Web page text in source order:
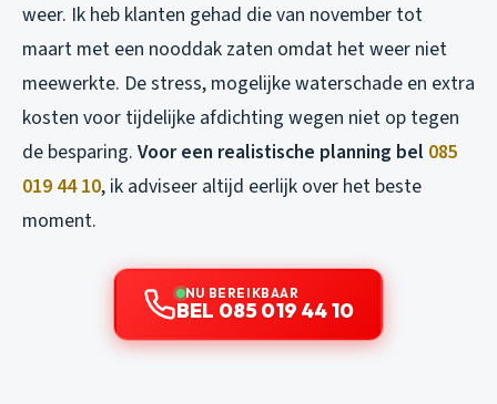
weer. Ik heb klanten gehad die van november tot
maart met een nooddak zaten omdat het weer niet
meewerkte. De stress, mogelijke waterschade en extra
kosten voor tijdelijke afdichting wegen niet op tegen
de besparing. Voor een realistische planning bel 085
019 44 10, ik adviseer altijd eerlijk over het beste
moment.
NU BEREIKBAAR
BEL 085 019 44 10